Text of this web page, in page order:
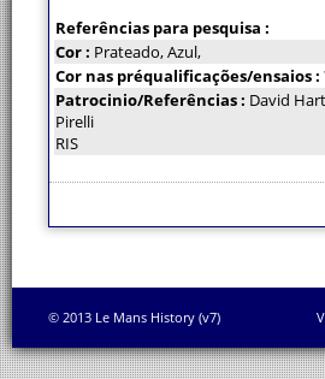
Referências para pesquisa :
Cor : Prateado, Azul,
Cor nas préqualificações/ensaios :
Patrocinio/Referências : David
Pirelli
RIS
© 2013 Le Mans History (v7)